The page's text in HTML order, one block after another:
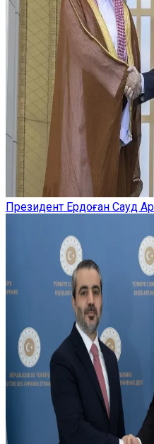
Президент Ердоған Сауд